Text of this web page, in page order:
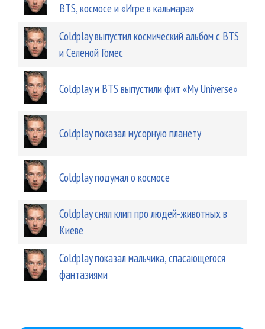
BTS, космосе и «Игре в кальмара»
Coldplay выпустил космический альбом с BTS
и Селеной Гомес
Coldplay и BTS выпустили фит «My Universe»
Coldplay показал мусорную планету
Coldplay подумал о космосе
Coldplay снял клип про людей-животных в
Киеве
Coldplay показал мальчика, спасающегося
фантазиями